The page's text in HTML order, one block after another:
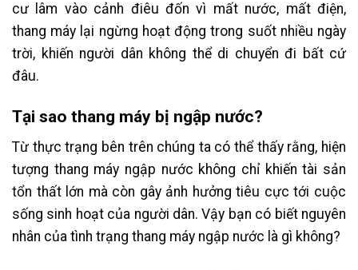
cư lâm vào cảnh điêu đốn vì mất nước, mất điện,
thang máy lại ngừng hoạt động trong suốt nhiều ngày
trời, khiến người dân không thể di chuyển đi bất cứ
đâu.
Tại sao thang máy bị ngập nước?
Từ thực trạng bên trên chúng ta có thể thấy rằng, hiện
tượng thang máy ngập nước không chỉ khiến tài sản
tổn thất lớn mà còn gây ảnh hưởng tiêu cực tới cuộc
sống sinh hoạt của người dân. Vậy bạn có biết nguyên
nhân của tình trạng thang máy ngập nước là gì không?